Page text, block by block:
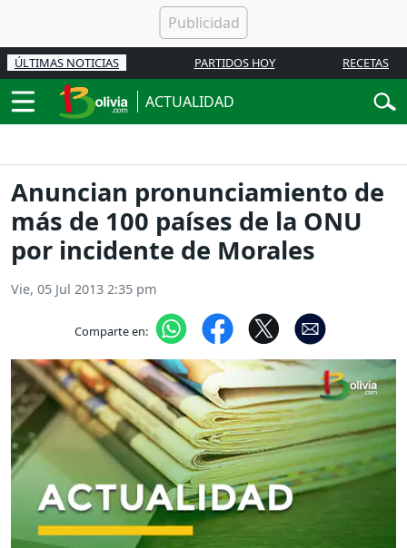
ÚLTIMAS NOTICIAS PARTIDOS HOY RECETAS
ACTUALIDAD
Anuncian pronunciamiento de
más de 100 países de la ONU
por incidente de Morales
Vie, 05 Jul 2013 2:35 pm
Comparte en: